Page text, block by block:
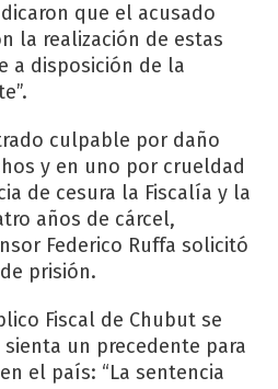
que el acusado
la realización de estas
a disposición de la
culpable por daño
y en uno por crueldad
de cesura la Fiscalía y la
años de cárcel,
Federico Ruffa solicitó
prisión.
Fiscal de Chubut se
un precedente para
el país: “La sentencia